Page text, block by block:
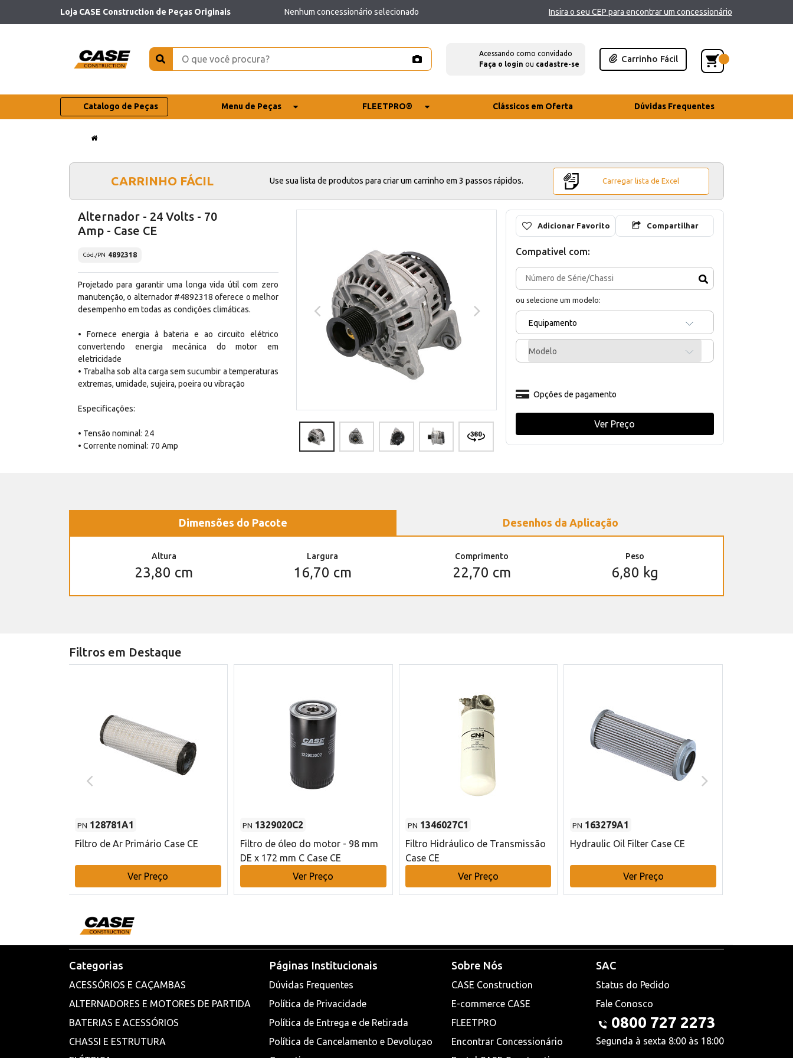
Loja CASE Construction de Peças Originais Nenhum concessionário selecionado Insira o seu CEP para encontrar um concessionário
Acessando como convidado
Faça o login ou cadastre-se
Carrinho Fácil
Catalogo de Peças Menu de Peças FLEETPRO® Clássicos em Oferta Dúvidas Frequentes
CARRINHO FÁCIL Use sua lista de produtos para criar um carrinho em 3 passos rápidos. Carregar lista de Excel
Alternador - 24 Volts - 70
Amp - Case CE
Cód./PN 4892318
Projetado para garantir uma longa vida útil com zero
manutenção, o alternador #4892318 oferece o melhor
desempenho em todas as condições climáticas.
• Fornece energia à bateria e ao circuito elétrico
convertendo energia mecânica do motor em
eletricidade
• Trabalha sob alta carga sem sucumbir a temperaturas
extremas, umidade, sujeira, poeira ou vibração
Especificações:
• Tensão nominal: 24
• Corrente nominal: 70 Amp
Adicionar Favorito Compartilhar
Compativel com:
ou selecione um modelo:
Equipamento
Modelo
Opções de pagamento
Ver Preço
Dimensões do Pacote Desenhos da Aplicação
Altura
23,80 cm
Largura
16,70 cm
Comprimento
22,70 cm
Peso
6,80 kg
Filtros em Destaque
PN 128781A1
Filtro de Ar Primário Case CE
Ver Preço
PN 1329020C2
Filtro de óleo do motor - 98 mm
DE x 172 mm C Case CE
Ver Preço
PN 1346027C1
Filtro Hidráulico de Transmissão
Case CE
Ver Preço
PN 163279A1
Hydraulic Oil Filter Case CE
Ver Preço
Categorias
ACESSÓRIOS E CAÇAMBAS
ALTERNADORES E MOTORES DE PARTIDA
BATERIAS E ACESSÓRIOS
CHASSI E ESTRUTURA
Páginas Institucionais
Dúvidas Frequentes
Política de Privacidade
Política de Entrega e de Retirada
Política de Cancelamento e Devoluçao
Sobre Nós
CASE Construction
E-commerce CASE
FLEETPRO
Encontrar Concessionário
SAC
Status do Pedido
Fale Conosco
0800 727 2273
Segunda à sexta 8:00 às 18:00